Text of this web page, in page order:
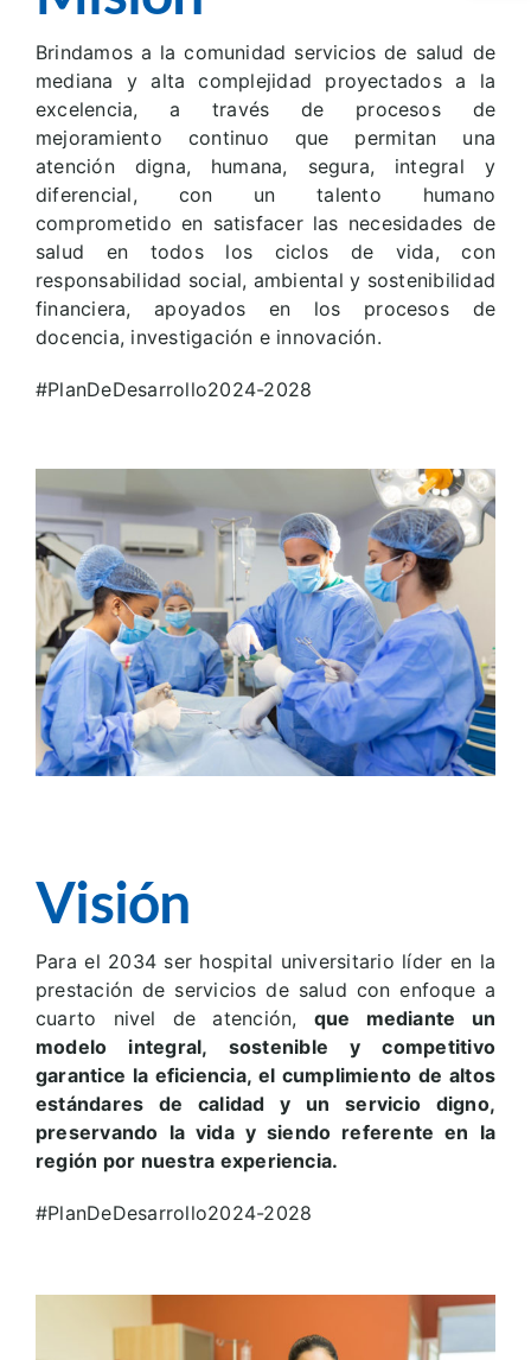
Servicios
Atención a la ciudadania
Gestión Institucional
Gestión del Conocimiento
Brindamos a la comunidad servicios de salud de
mediana y alta complejidad proyectados a la
excelencia, a través de procesos de
mejoramiento continuo que permitan una
atención digna, humana, segura, integral y
diferencial, con un talento humano
comprometido en satisfacer las necesidades de
salud en todos los ciclos de vida, con
responsabilidad social, ambiental y sostenibilidad
financiera, apoyados en los procesos de
docencia, investigación e innovación.
#PlanDeDesarrollo2024-2028
Visión
Para el 2034 ser hospital universitario líder en la
prestación de servicios de salud con enfoque a
cuarto nivel de atención, que mediante un
modelo integral, sostenible y competitivo
garantice la eficiencia, el cumplimiento de altos
estándares de calidad y un servicio digno,
preservando la vida y siendo referente en la
región por nuestra experiencia.
#PlanDeDesarrollo2024-2028